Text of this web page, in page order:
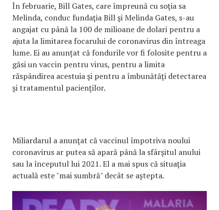
În februarie, Bill Gates, care împreună cu soţia sa
Melinda, conduc fundaţia Bill şi Melinda Gates, s-au
angajat cu până la 100 de milioane de dolari pentru a
ajuta la limitarea focarului de coronavirus din întreaga
lume. Ei au anunțat că fondurile vor fi folosite pentru a
găsi un vaccin pentru virus, pentru a limita
răspândirea acestuia şi pentru a îmbunătăţi detectarea
şi tratamentul pacienţilor.
Miliardarul a anunţat că vaccinul împotriva noului
coronavirus ar putea să apară până la sfârşitul anului
sau la începutul lui 2021. El a mai spus că situaţia
actuală este "mai sumbră" decât se aştepta.